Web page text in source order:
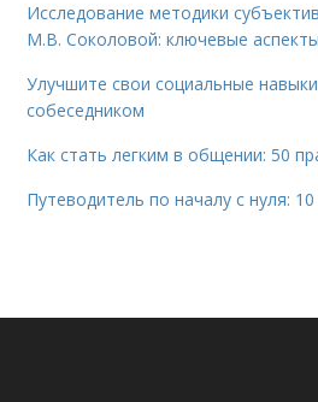
Исследование методики
М.В. Соколовой: ключевые
Улучшите свои социальные
собеседником
Как стать легким в общении: 50
Путеводитель по началу с нуля: